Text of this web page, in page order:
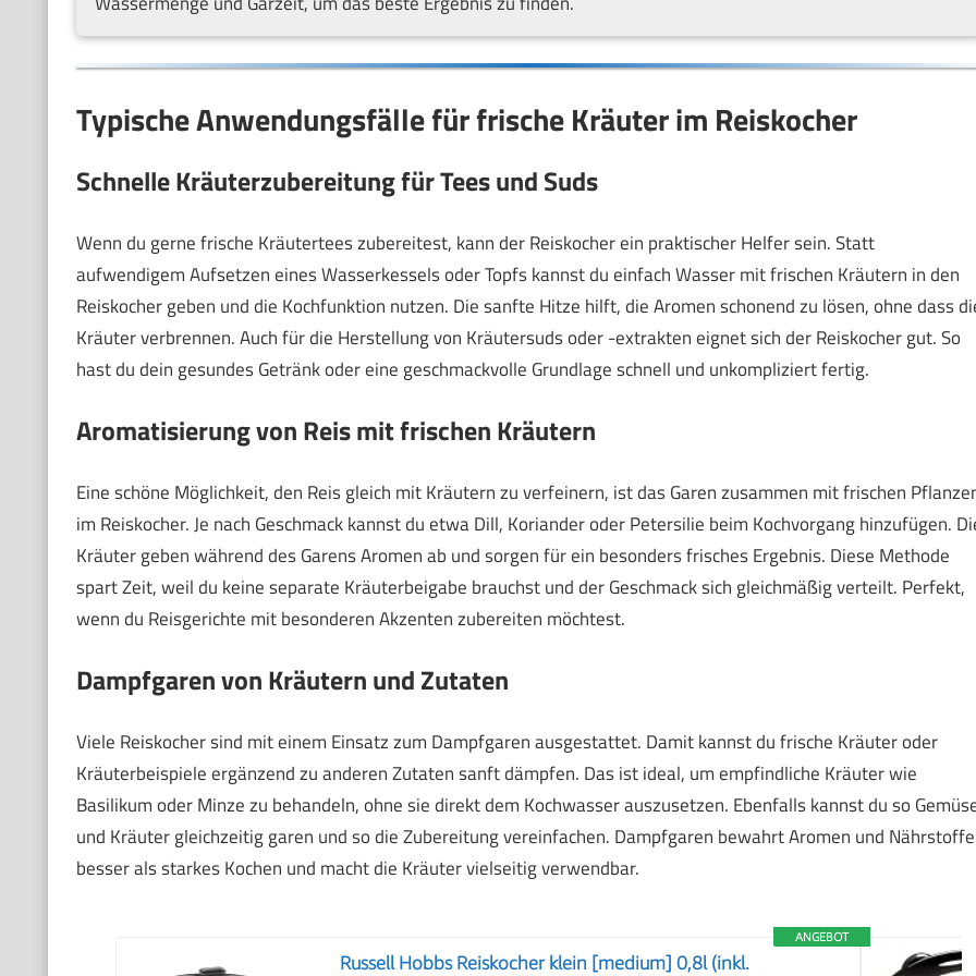
Typische Anwendungsfälle für frische Kräuter im Reiskocher
Schnelle Kräuterzubereitung für Tees und Suds
Wenn du gerne frische Kräutertees zubereitest, kann der Reiskocher ein praktischer Helfer sein. Statt
aufwendigem Aufsetzen eines Wasserkessels oder Topfs kannst du einfach Wasser mit frischen Kräutern in den
Reiskocher geben und die Kochfunktion nutzen. Die sanfte Hitze hilft, die Aromen schonend zu lösen, ohne dass
Kräuter verbrennen. Auch für die Herstellung von Kräutersuds oder -extrakten eignet sich der Reiskocher gut. So
hast du dein gesundes Getränk oder eine geschmackvolle Grundlage schnell und unkompliziert fertig.
Aromatisierung von Reis mit frischen Kräutern
Eine schöne Möglichkeit, den Reis gleich mit Kräutern zu verfeinern, ist das Garen zusammen mit frischen
im Reiskocher. Je nach Geschmack kannst du etwa Dill, Koriander oder Petersilie beim Kochvorgang hinzufügen.
Kräuter geben während des Garens Aromen ab und sorgen für ein besonders frisches Ergebnis. Diese Methode
spart Zeit, weil du keine separate Kräuterbeigabe brauchst und der Geschmack sich gleichmäßig verteilt. Perfekt,
wenn du Reisgerichte mit besonderen Akzenten zubereiten möchtest.
Dampfgaren von Kräutern und Zutaten
Viele Reiskocher sind mit einem Einsatz zum Dampfgaren ausgestattet. Damit kannst du frische Kräuter oder
Kräuterbeispiele ergänzend zu anderen Zutaten sanft dämpfen. Das ist ideal, um empfindliche Kräuter wie
Basilikum oder Minze zu behandeln, ohne sie direkt dem Kochwasser auszusetzen. Ebenfalls kannst du so
und Kräuter gleichzeitig garen und so die Zubereitung vereinfachen. Dampfgaren bewahrt Aromen und Nährstoffe
besser als starkes Kochen und macht die Kräuter vielseitig verwendbar.
ANGEBOT
Russell Hobbs Reiskocher klein [medium] 0,8l (inkl.